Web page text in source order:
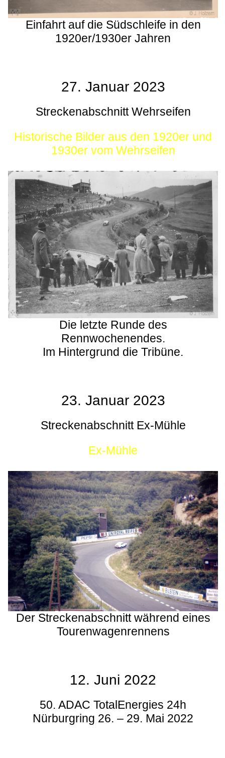
Einfahrt auf die Südschleife in den
1920er/1930er Jahren
27. Januar 2023
Streckenabschnitt Wehrseifen
Historische Bilder aus den 1920er und
1930er vom Wehrseifen
Die letzte Runde des
Rennwochenendes.
Im Hintergrund die Tribüne.
23. Januar 2023
Streckenabschnitt Ex-Mühle
Ex-Mühle
Der Streckenabschnitt während eines
Tourenwagenrennens
12. Juni 2022
50. ADAC TotalEnergies 24h
Nürburgring 26. – 29. Mai 2022